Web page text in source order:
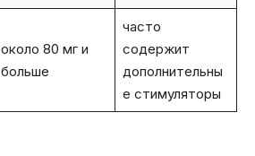
около 80 мг и
больше
часто
содержит
дополнительны
е стимуляторы